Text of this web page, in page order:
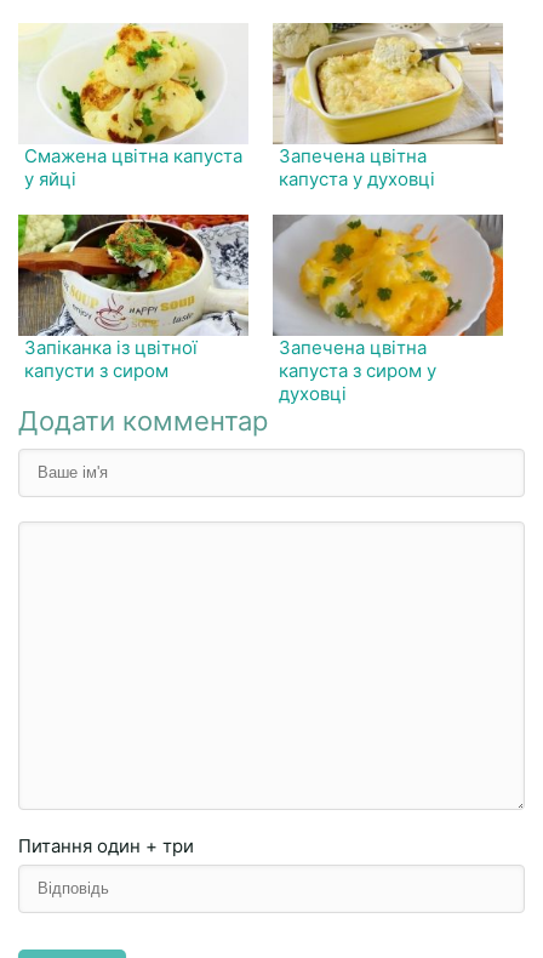
Смажена цвітна капуста
у яйці
Запечена цвітна
капуста у духовці
Запіканка із цвітної
капусти з сиром
Запечена цвітна
капуста з сиром у
духовці
Додати комментар
Питання один + три